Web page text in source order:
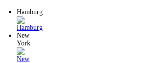
Hamburg
New
York